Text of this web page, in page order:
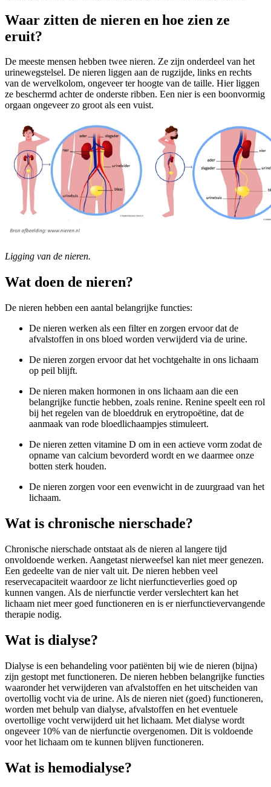
Waar zitten de nieren en hoe zien ze
eruit?
De meeste mensen hebben twee nieren. Ze zijn onderdeel van het
urinewegstelsel. De nieren liggen aan de rugzijde, links en rechts
van de wervelkolom, ongeveer ter hoogte van de taille. Hier liggen
ze beschermd achter de onderste ribben. Een nier is een boonvormig
orgaan ongeveer zo groot als een vuist.
Ligging van de nieren.
Wat doen de nieren?
De nieren hebben een aantal belangrijke functies:
De nieren werken als een filter en zorgen ervoor dat de
afvalstoffen in ons bloed worden verwijderd via de urine.
De nieren zorgen ervoor dat het vochtgehalte in ons lichaam
op peil blijft.
De nieren maken hormonen in ons lichaam aan die een
belangrijke functie hebben, zoals renine. Renine speelt een rol
bij het regelen van de bloeddruk en erytropoëtine, dat de
aanmaak van rode bloedlichaampjes stimuleert.
De nieren zetten vitamine D om in een actieve vorm zodat de
opname van calcium bevorderd wordt en we daarmee onze
botten sterk houden.
De nieren zorgen voor een evenwicht in de zuurgraad van het
lichaam.
Wat is chronische nierschade?
Chronische nierschade ontstaat als de nieren al langere tijd
onvoldoende werken. Aangetast nierweefsel kan niet meer genezen.
Een gedeelte van de nier valt uit. De nieren hebben veel
reservecapaciteit waardoor ze licht nierfunctieverlies goed op
kunnen vangen. Als de nierfunctie verder verslechtert kan het
lichaam niet meer goed functioneren en is er nierfunctievervangende
therapie nodig.
Wat is dialyse?
Dialyse is een behandeling voor patiënten bij wie de nieren (bijna)
zijn gestopt met functioneren. De nieren hebben belangrijke functies
waaronder het verwijderen van afvalstoffen en het uitscheiden van
overtollig vocht via de urine. Als de nieren niet (goed) functioneren,
worden met behulp van dialyse, afvalstoffen en het eventuele
overtollige vocht verwijderd uit het lichaam. Met dialyse wordt
ongeveer 10% van de nierfunctie overgenomen. Dit is voldoende
voor het lichaam om te kunnen blijven functioneren.
Wat is hemodialyse?